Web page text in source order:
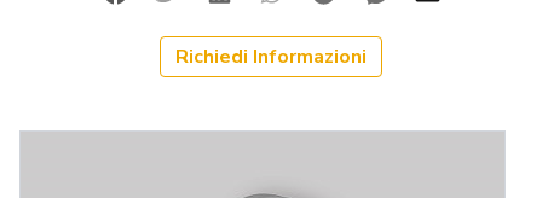
Richiedi Informazioni